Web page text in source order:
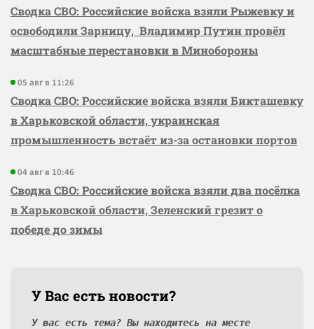
Сводка СВО: Российские войска взяли Рыжевку и
освободили Зарницу, Владимир Путин провёл
масштабные перестановки в Минобороны
05 авг в 11:26
Сводка СВО: Российские войска взяли Бикташевку
в Харьковской области, украинская
промышленность встаёт из-за остановки портов
04 авг в 10:46
Сводка СВО: Российские войска взяли два посёлка
в Харьковской области, Зеленский грезит о
победе до зимы
У Вас есть новости?
У вас есть тема? Вы находитесь на месте